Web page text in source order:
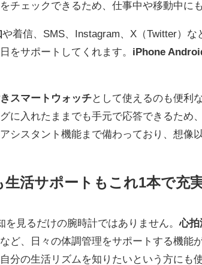
チェックできるため、仕事中や移動中に
や着信、SMS、Instagram、X（Twitter）
をサポートしてくれます。 iPhone
スマートウォッチとして使えるのも便利
に入れたままでも手元で応答できるため
シスタント機能まで備わっており、想像
生活サポートもこれ1本で充
を見るだけの腕時計ではありません。心拍
など、日々の体調管理をサポートする機能
分の生活リズムを知りたいという方にも